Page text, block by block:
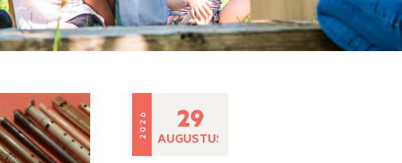
2026 29
AUGUSTUS